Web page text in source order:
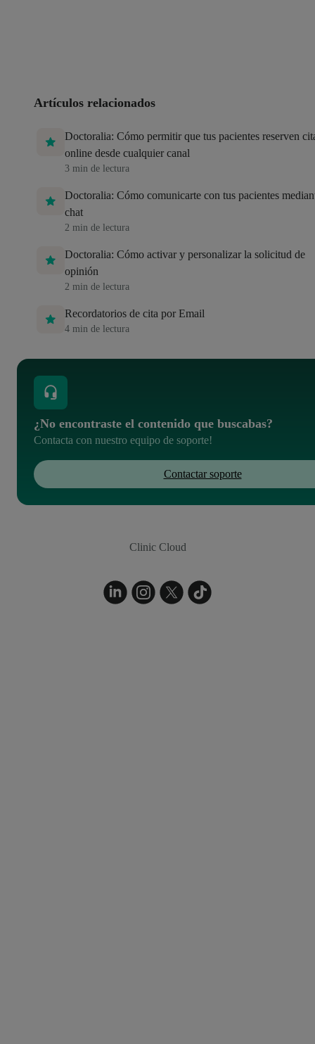
Artículos relacionados
Doctoralia: Cómo permitir que tus pacientes reserven
online desde cualquier canal
3 min de lectura
Doctoralia: Cómo comunicarte con tus pacientes
chat
2 min de lectura
Doctoralia: Cómo activar y personalizar la solicitud de
opinión
2 min de lectura
Recordatorios de cita por Email
4 min de lectura
¿No encontraste el contenido que buscabas?
Contacta con nuestro equipo de soporte!
Contactar soporte
Clinic Cloud